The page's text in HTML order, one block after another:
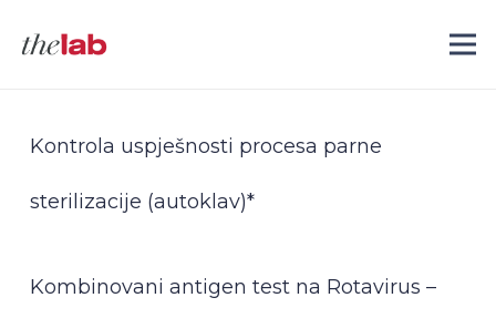
Kontrola uspješnosti procesa parne
sterilizacije (autoklav)*
Kombinovani antigen test na Rotavirus –